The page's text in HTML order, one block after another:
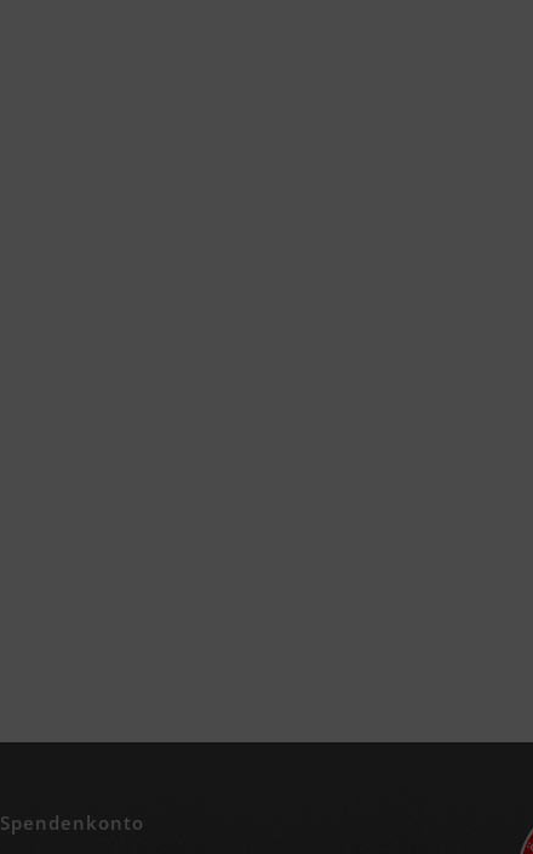
Spendenkonto